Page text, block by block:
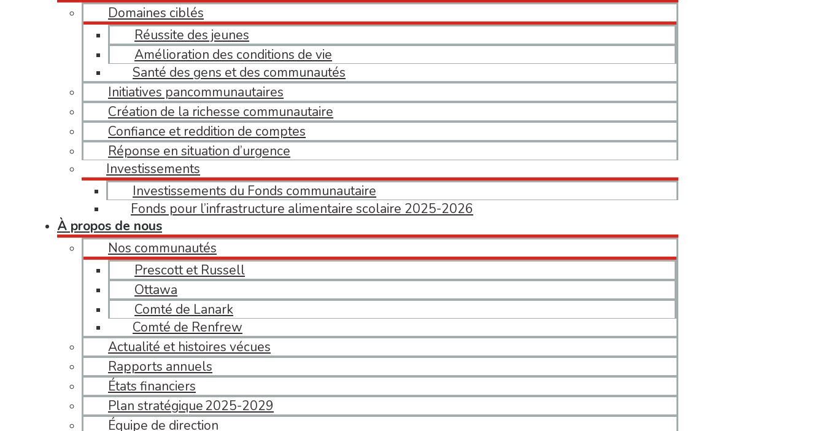
Domaines ciblés
Réussite des jeunes
Amélioration des conditions de vie
Santé des gens et des communautés
Initiatives pancommunautaires
Création de la richesse communautaire
Confiance et reddition de comptes
Réponse en situation d’urgence
Investissements
Investissements du Fonds communautaire
Fonds pour l’infrastructure alimentaire scolaire 2025-2026
À propos de nous
Nos communautés
Prescott et Russell
Ottawa
Comté de Lanark
Comté de Renfrew
Actualité et histoires vécues
Rapports annuels
États financiers
Plan stratégique 2025-2029
Équipe de direction